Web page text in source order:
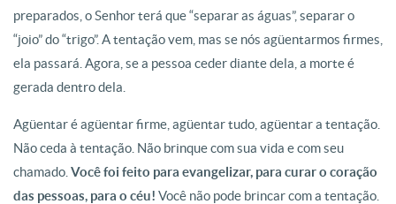
preparados, o Senhor terá que “separar as águas”, separar o
“joio” do “trigo”. A tentação vem, mas se nós agüentarmos firmes,
ela passará. Agora, se a pessoa ceder diante dela, a morte é
gerada dentro dela.
Agüentar é agüentar firme, agüentar tudo, agüentar a tentação.
Não ceda à tentação. Não brinque com sua vida e com seu
chamado. Você foi feito para evangelizar, para curar o coração
das pessoas, para o céu! Você não pode brincar com a tentação.